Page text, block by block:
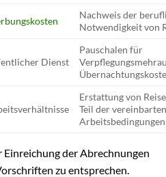
Nachweis der
Notwendigkeit von
Dienst
Pauschalen für
Erstattung von
Teil der
Arbeitsbedingungen
der Abrechnungen
zu entsprechen.